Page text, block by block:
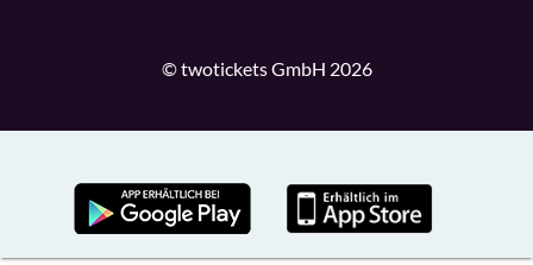
© twotickets GmbH 2026